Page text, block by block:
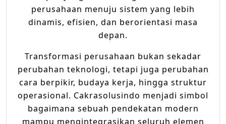
perusahaan menuju sistem yang lebih
dinamis, efisien, dan berorientasi masa
depan.
Transformasi perusahaan bukan sekadar
perubahan teknologi, tetapi juga perubahan
cara berpikir, budaya kerja, hingga struktur
operasional. Cakrasolusindo menjadi simbol
bagaimana sebuah pendekatan modern
mampu mengintegrasikan seluruh elemen